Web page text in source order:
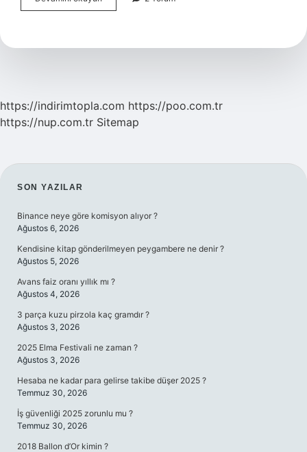
Parası
Alınıyor
https://indirimtopla.com https://poo.com.tr
https://nup.com.tr Sitemap
SIDEBAR
SON YAZILAR
Binance neye göre komisyon alıyor ?
Ağustos 6, 2026
Kendisine kitap gönderilmeyen peygambere ne denir ?
Ağustos 5, 2026
Avans faiz oranı yıllık mı ?
Ağustos 4, 2026
3 parça kuzu pirzola kaç gramdır ?
Ağustos 3, 2026
2025 Elma Festivali ne zaman ?
Ağustos 3, 2026
Hesaba ne kadar para gelirse takibe düşer 2025 ?
Temmuz 30, 2026
İş güvenliği 2025 zorunlu mu ?
Temmuz 30, 2026
2018 Ballon d’Or kimin ?